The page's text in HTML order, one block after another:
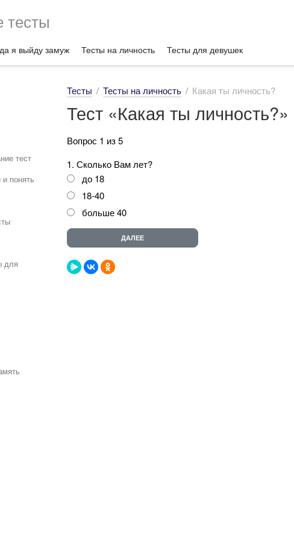
тесты
я выйду замуж Тесты на личность Тесты для девушек
тест
понять
для
Тесты Тесты на личность Какая ты личность?
Тест «Какая ты личность?»
Вопрос 1 из 5
1. Сколько Вам лет?
до 18
18-40
больше 40